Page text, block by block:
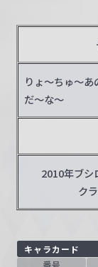
りょ～ちゅ～
だ～な～
2010年ブシ
ク
キャラカード